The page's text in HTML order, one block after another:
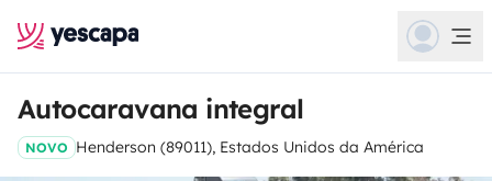
Autocaravana integral
NOVO Henderson (89011), Estados Unidos da América